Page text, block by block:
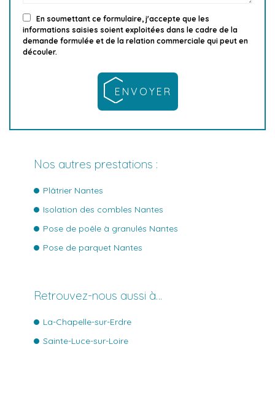
En soumettant ce formulaire, j'accepte que les
informations saisies soient exploitées dans le cadre de la
demande formulée et de la relation commerciale qui peut en
découler.
Nos autres prestations :
Plâtrier Nantes
Isolation des combles Nantes
Pose de poêle à granulés Nantes
Pose de parquet Nantes
Retrouvez-nous aussi à…
La-Chapelle-sur-Erdre
Sainte-Luce-sur-Loire